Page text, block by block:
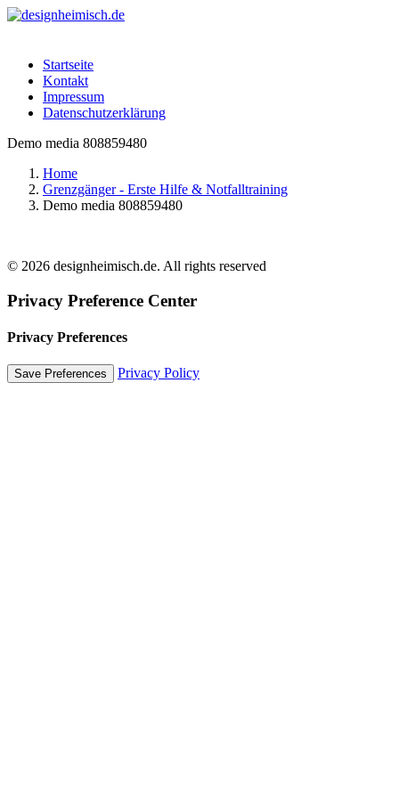
Startseite
Kontakt
Impressum
Datenschutzerklärung
Demo media 808859480
Home
Grenzgänger - Erste Hilfe & Notfalltraining
Demo media 808859480
© 2026 designheimisch.de. All rights reserved
Privacy Preference Center
Privacy Preferences
Privacy Policy